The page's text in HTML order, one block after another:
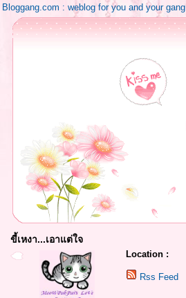
Bloggang.com : weblog for you and your gang
ขี้เหงา...เอาแต่ใจ
Location :
Rss Feed